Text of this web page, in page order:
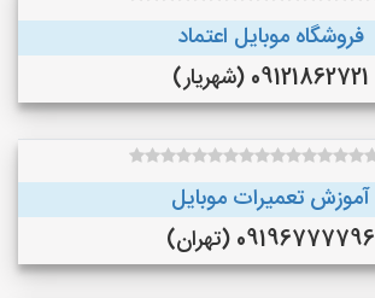
فروشگاه موبایل اعتماد
09121862721 (شهریار)
آموزش تعمیرات موبایل
09196777796 (تهران)